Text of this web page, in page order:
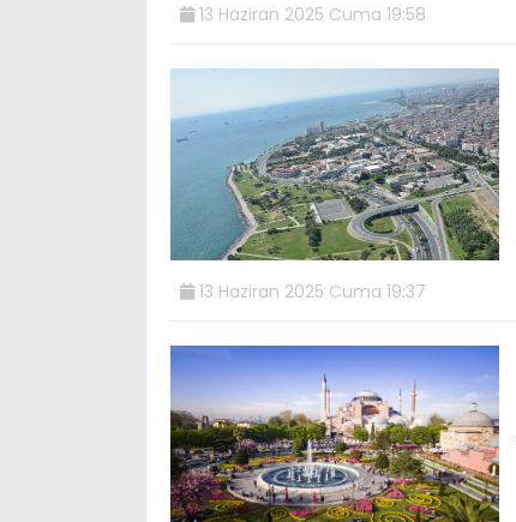
13 Haziran 2025 Cuma 19:58
13 Haziran 2025 Cuma 19:37